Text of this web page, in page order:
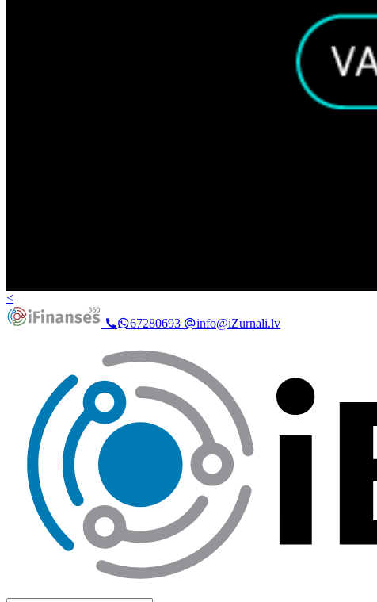
<
67280693
info@iZurnali.lv